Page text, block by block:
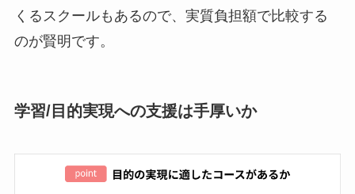
くるスクールもあるので、実質負担額で比較する
のが賢明です。
学習/目的実現への支援は手厚いか